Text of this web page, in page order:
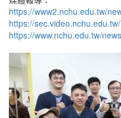
https://www2.nchu.edu.tw/
https://
https://www.nchu.edu.tw/